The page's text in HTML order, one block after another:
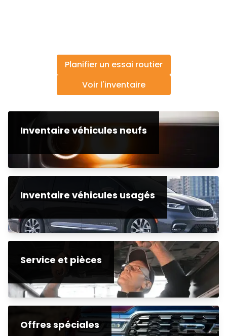
Planifier un essai routier
Voir l'inventaire
Inventaire véhicules neufs
Inventaire véhicules usagés
Service et pièces
Offres spéciales